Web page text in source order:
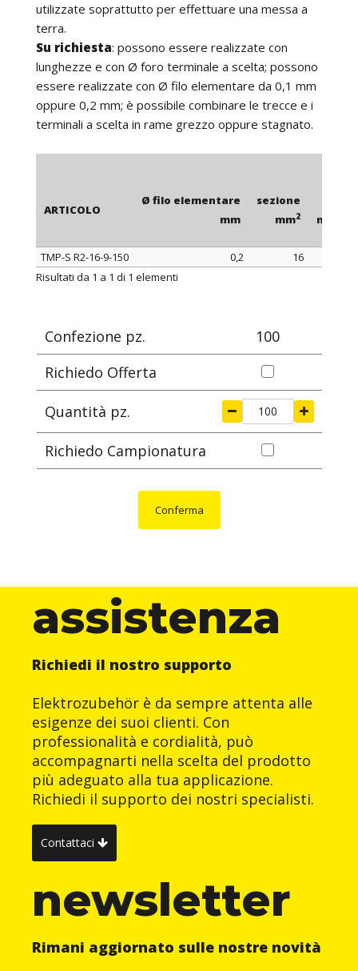
utilizzate soprattutto per effettuare una messa a
terra.
Su richiesta: possono essere realizzate con
lunghezze e con Ø foro terminale a scelta; possono
essere realizzate con Ø filo elementare da 0,1 mm
oppure 0,2 mm; è possibile combinare le trecce e i
terminali a scelta in rame grezzo oppure stagnato.
ARTICOLO
Ø filo elementare
mm
sezione
mm2
mm
ARTICOLO
Ø filo elementare
TMP-S R2-16-9-150 0,2 16
Risultati da 1 a 1 di 1 elementi
Confezione pz.
100
Richiedo Offerta
Quantità pz.
Richiedo Campionatura
Conferma
assistenza
Richiedi il nostro supporto
Elektrozubehör è da sempre attenta alle
esigenze dei suoi clienti. Con
professionalità e cordialità, può
accompagnarti nella scelta del prodotto
più adeguato alla tua applicazione.
Richiedi il supporto dei nostri specialisti.
Contattaci
newsletter
Rimani aggiornato sulle nostre novità